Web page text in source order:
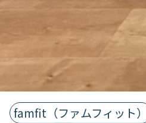
famfit（ファムフィット）